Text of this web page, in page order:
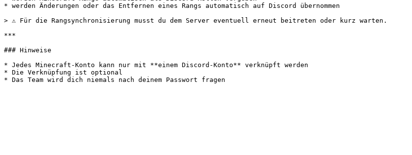
* werden Änderungen oder das Entfernen eines Rangs automatisch auf Discord übernommen
> ⚠ Für die Rangsynchronisierung musst du dem Server eventuell erneut beitreten oder kurz warten.
***
### Hinweise
* Jedes Minecraft-Konto kann nur mit **einem Discord-Konto** verknüpft werden
* Die Verknüpfung ist optional